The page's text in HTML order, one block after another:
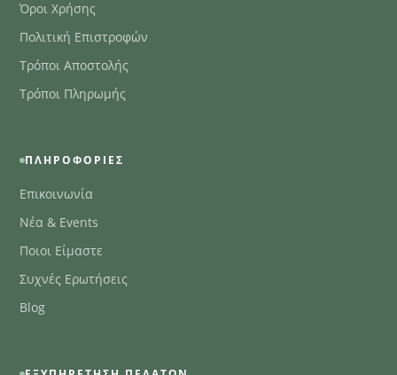
Όροι Χρήσης
Πολιτική Επιστροφών
Τρόποι Αποστολής
Τρόποι Πληρωμής
ΠΛΗΡΟΦΟΡΊΕΣ
Επικοινωνία
Νέα & Events
Ποιοι Είμαστε
Συχνές Ερωτήσεις
Blog